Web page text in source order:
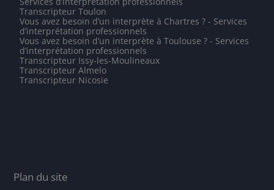
Transcripteur Toulon
Vous avez besoin d’un interprète à Chartres ? - Services
d’interprétation professionnels
Vous avez besoin d’un interprète à Toulouse ? - Services
d’interprétation professionnels
Transcripteur Issy-les-Moulineaux
Transcripteur Almelo
Transcripteur Nicosie
Plan du site